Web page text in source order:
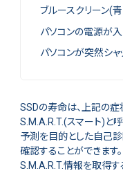
ブルースクリーン(
パソコンの電源が
パソコンが突然シャ
SSDの寿命は、上記の症
S.M.A.R.T.(スマート)と
予測を目的とした自己
確認することができます。
S.M.A.R.T.情報を取得す